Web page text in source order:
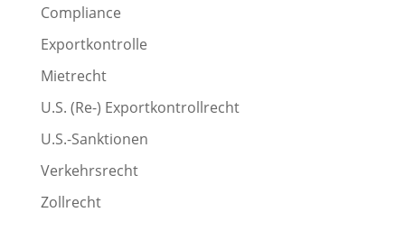
Compliance
Exportkontrolle
Mietrecht
U.S. (Re-) Exportkontrollrecht
U.S.-Sanktionen
Verkehrsrecht
Zollrecht